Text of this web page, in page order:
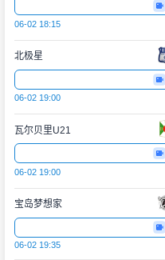
06-02 18:15
北极星
06-02 19:00
瓦尔贝里U21
06-02 19:00
宝岛梦想家
06-02 19:35